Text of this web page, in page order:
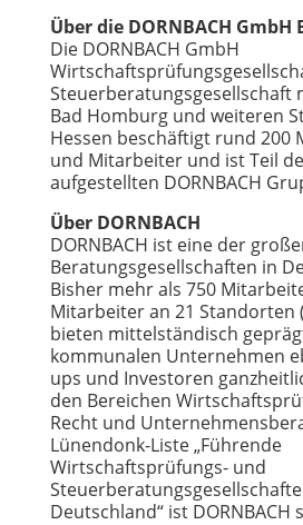
Über die DORNBACH
Die DORNBACH GmbH
Steuerberatungsgesellschaft
Bad Homburg und weiteren
Hessen beschäftigt rund 200
und Mitarbeiter und ist Teil
aufgestellten DORNBACH
Über DORNBACH
DORNBACH ist eine der
Beratungsgesellschaften in
Bisher mehr als 750
Mitarbeiter an 21 Standorten
bieten mittelständisch
kommunalen Unternehmen
ups und Investoren
den Bereichen
Recht und
Lünendonk-Liste „Führende
Wirtschaftsprüfungs- und
Deutschland“ ist DORNBACH